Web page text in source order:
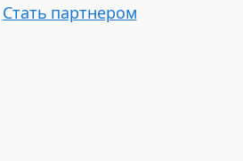
Стать партнером